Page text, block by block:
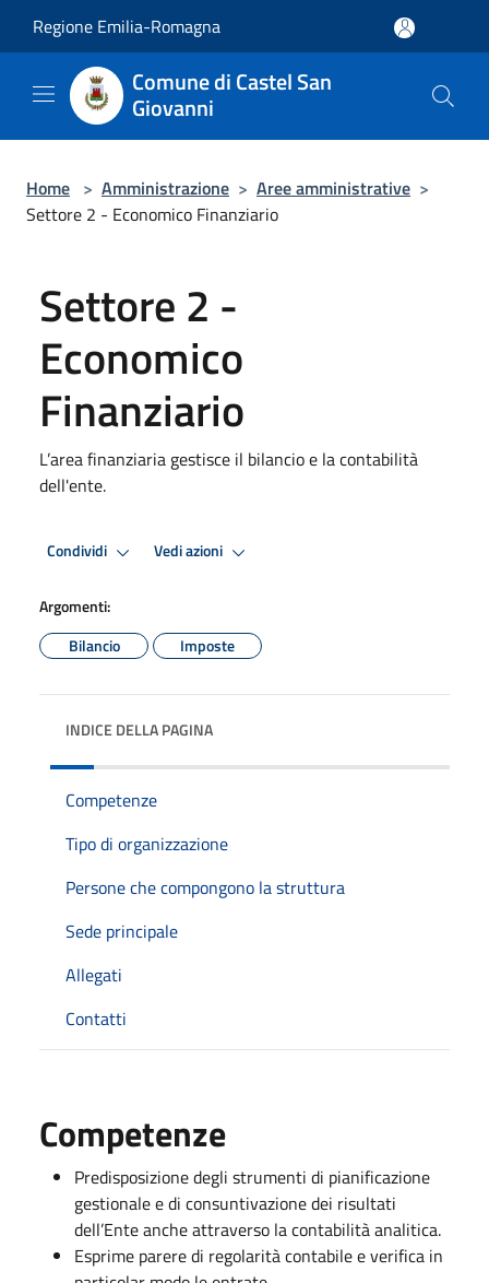
Regione Emilia-Romagna
Comune di Castel San
Giovanni
Home > Amministrazione > Aree amministrative >
Settore 2 - Economico Finanziario
Settore 2 -
Economico
Finanziario
L’area finanziaria gestisce il bilancio e la contabilità
dell'ente.
Condividi Vedi azioni
Argomenti:
Bilancio
Imposte
INDICE DELLA PAGINA
Competenze
Tipo di organizzazione
Persone che compongono la struttura
Sede principale
Allegati
Contatti
Competenze
Predisposizione degli strumenti di pianificazione
gestionale e di consuntivazione dei risultati
dell’Ente anche attraverso la contabilità analitica.
Esprime parere di regolarità contabile e verifica in